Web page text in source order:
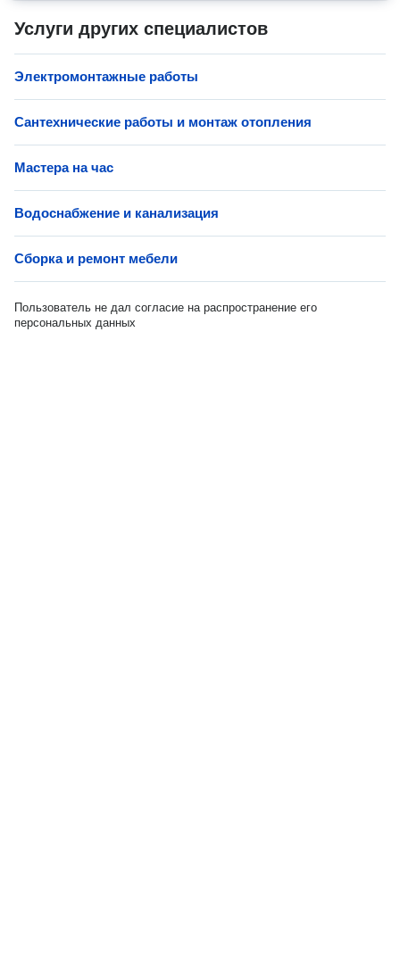
Услуги других специалистов
Электромонтажные работы
Сантехнические работы и монтаж отопления
Мастера на час
Водоснабжение и канализация
Сборка и ремонт мебели
Пользователь не дал согласие на распространение его
персональных данных